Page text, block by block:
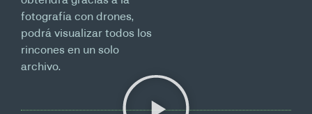
fotografía con drones,
podrá visualizar todos los
rincones en un solo
archivo.